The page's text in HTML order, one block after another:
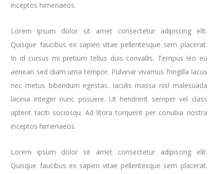
inceptos himenaeos.
Lorem ipsum dolor sit amet consectetur adipiscing elit.
Quisque faucibus ex sapien vitae pellentesque sem placerat.
In id cursus mi pretium tellus duis convallis. Tempus leo eu
aenean sed diam urna tempor. Pulvinar vivamus fringilla lacus
nec metus bibendum egestas. Iaculis massa nisl malesuada
lacinia integer nunc posuere. Ut hendrerit semper vel class
aptent taciti sociosqu. Ad litora torquent per conubia nostra
inceptos himenaeos.
Lorem ipsum dolor sit amet consectetur adipiscing elit.
Quisque faucibus ex sapien vitae pellentesque sem placerat.